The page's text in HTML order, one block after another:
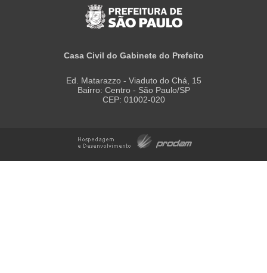
Casa Civil do Gabinete do Prefeito
Ed. Matarazzo - Viaduto do Chá, 15
Bairro: Centro - São Paulo/SP
CEP: 01002-020